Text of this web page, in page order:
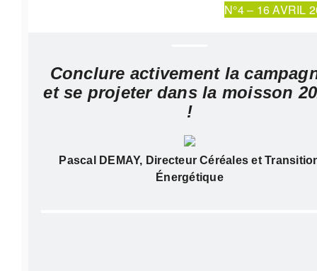
N°4 – 16 AVRIL
Conclure activement la
et se projeter dans la moisson
!
Pascal DEMAY, Directeur Céréales et
Énergétique